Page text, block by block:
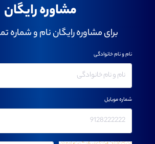
مشاوره رایگان
برای مشاوره رایگان نام و شماره
نام و نام خانوادگی
شماره موبایل